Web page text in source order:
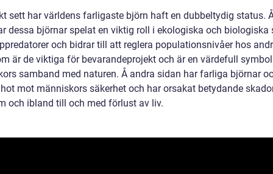
sett har världens farligaste björn haft en dubbeltydig status.
dessa björnar spelat en viktig roll i ekologiska och biologiska
och bidrar till att reglera populationsnivåer hos
är de viktiga för bevarandeprojekt och är en värdefull
samband med naturen. Å andra sidan har farliga björnar
mot människors säkerhet och har orsakat betydande
och ibland till och med förlust av liv.